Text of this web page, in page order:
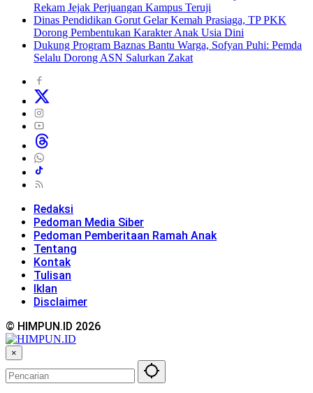
Rekam Jejak Perjuangan Kampus Teruji
Dinas Pendidikan Gorut Gelar Kemah Prasiaga, TP PKK
Dorong Pembentukan Karakter Anak Usia Dini
Dukung Program Baznas Bantu Warga, Sofyan Puhi: Pemda
Selalu Dorong ASN Salurkan Zakat
Redaksi
Pedoman Media Siber
Pedoman Pemberitaan Ramah Anak
Tentang
Kontak
Tulisan
Iklan
Disclaimer
© HIMPUN.ID 2026
×